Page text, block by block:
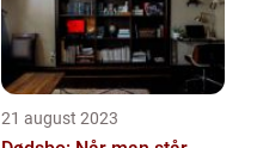
21 august 2023